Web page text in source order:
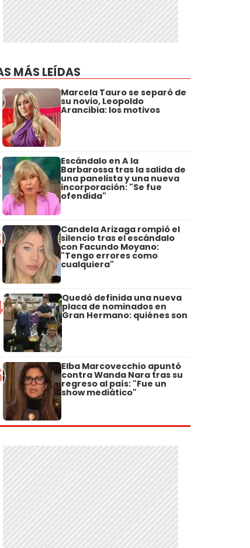
MÁS LEÍDAS
Marcela Tauro se separó de
su novio, Leopoldo
Arancibia: los motivos
Escándalo en A la
Barbarossa tras la salida de
una panelista y una nueva
incorporación: "Se fue
ofendida"
Candela Arizaga rompió el
silencio tras el escándalo
con Facundo Moyano:
"Tengo errores como
cualquiera"
Quedó definida una nueva
placa de nominados en
Gran Hermano: quiénes son
Elba Marcovecchio apuntó
contra Wanda Nara tras su
regreso al país: "Fue un
show mediático"